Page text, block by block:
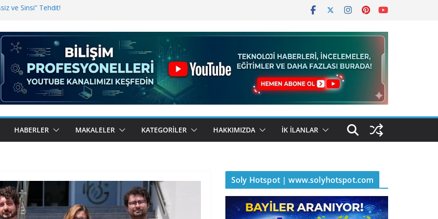
ve Sinsi” Tehdit!
Bugün BulutTahsilat’ta
Kemal Oral Tüm Sorularımızı
HABERLER MAKALELER KATEGORILER HAKKIMIZDA İK İLANLAR
Soly Hotspot | www.solyhotspot.com